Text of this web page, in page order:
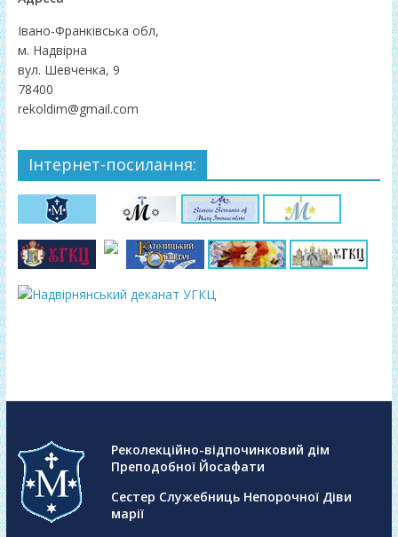
Івано-Франківська обл,
м. Надвірна
вул. Шевченка, 9
78400
rekoldim@gmail.com
Інтернет-посилання:
Реколекційно-відпочинковий дім
Преподобної Йосафати
Сестер Служебниць Непорочної Діви
марії